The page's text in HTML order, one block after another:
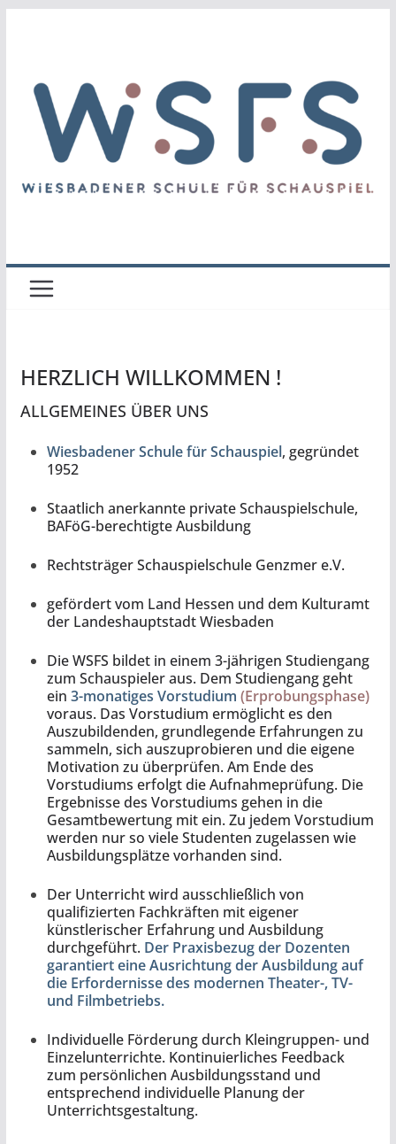
HERZLICH WILLKOMMEN !
ALLGEMEINES ÜBER UNS
Wiesbadener Schule für Schauspiel, gegründet
1952
Staatlich anerkannte private Schauspielschule,
BAFöG-berechtigte Ausbildung
Rechtsträger Schauspielschule Genzmer e.V.
gefördert vom Land Hessen und dem Kulturamt
der Landeshauptstadt Wiesbaden
Die WSFS bildet in einem 3-jährigen Studiengang
zum Schauspieler aus. Dem Studiengang geht
ein 3-monatiges Vorstudium (Erprobungsphase)
voraus. Das Vorstudium ermöglicht es den
Auszubildenden, grundlegende Erfahrungen zu
sammeln, sich auszuprobieren und die eigene
Motivation zu überprüfen. Am Ende des
Vorstudiums erfolgt die Aufnahmeprüfung. Die
Ergebnisse des Vorstudiums gehen in die
Gesamtbewertung mit ein. Zu jedem Vorstudium
werden nur so viele Studenten zugelassen wie
Ausbildungsplätze vorhanden sind.
Der Unterricht wird ausschließlich von
qualifizierten Fachkräften mit eigener
künstlerischer Erfahrung und Ausbildung
durchgeführt. Der Praxisbezug der Dozenten
garantiert eine Ausrichtung der Ausbildung auf
die Erfordernisse des modernen Theater-, TV-
und Filmbetriebs.
Individuelle Förderung durch Kleingruppen- und
Einzelunterrichte. Kontinuierliches Feedback
zum persönlichen Ausbildungsstand und
entsprechend individuelle Planung der
Unterrichtsgestaltung.